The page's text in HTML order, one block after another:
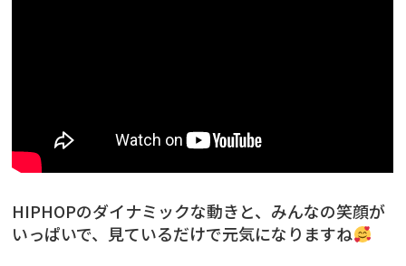
HIPHOPのダイナミックな動きと、みんなの笑顔が
いっぱいで、見ているだけで元気になりますね